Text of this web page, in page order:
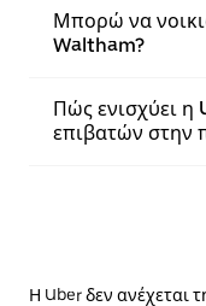
Μπορώ να
Waltham?
Πώς ενισχύει η
επιβατών στην
Η Uber δεν ανέχεται